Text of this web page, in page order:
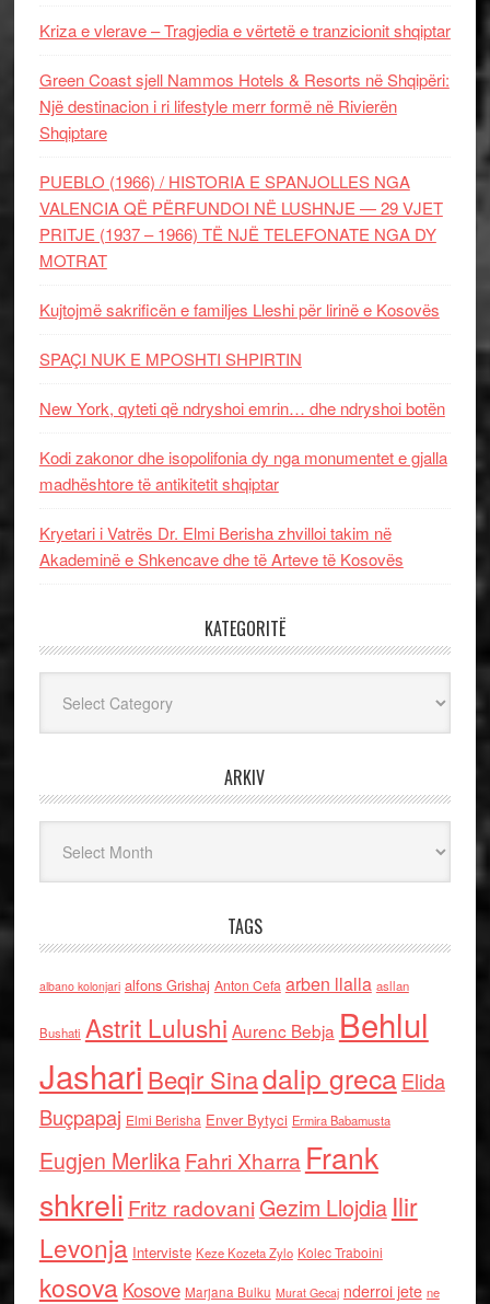
Kriza e vlerave – Tragjedia e vërtetë e tranzicionit shqiptar
Green Coast sjell Nammos Hotels & Resorts në Shqipëri:
Një destinacion i ri lifestyle merr formë në Rivierën
Shqiptare
PUEBLO (1966) / HISTORIA E SPANJOLLES NGA
VALENCIA QË PËRFUNDOI NË LUSHNJE — 29 VJET
PRITJE (1937 – 1966) TË NJË TELEFONATE NGA DY
MOTRAT
Kujtojmë sakrificën e familjes Lleshi për lirinë e Kosovës
SPAÇI NUK E MPOSHTI SHPIRTIN
New York, qyteti që ndryshoi emrin… dhe ndryshoi botën
Kodi zakonor dhe isopolifonia dy nga monumentet e gjalla
madhështore të antikitetit shqiptar
Kryetari i Vatrës Dr. Elmi Berisha zhvilloi takim në
Akademinë e Shkencave dhe të Arteve të Kosovës
KATEGORITË
ARKIV
TAGS
albano kolonjari alfons Grishaj Anton Cefa arben llalla asllan
Bushati Astrit Lulushi Aurenc Bebja Behlul
Jashari Beqir Sinadalip grecaElida
Buçpapaj Elmi Berisha Enver Bytyci Ermira Babamusta
Eugjen MerlikaFahri Xharra Frank
shkreli Fritz radovaniGezim Llojdia Ilir
Levonja Interviste Keze Kozeta Zylo Kolec Traboini
kosova Kosove Marjana Bulku Murat Gecaj nderroi jete ne